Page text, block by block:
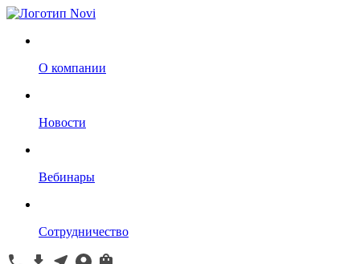
О компании
Новости
Вебинары
Сотрудничество